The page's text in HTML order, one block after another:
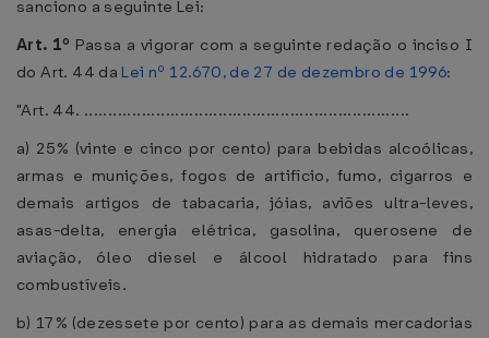
sanciono a seguinte Lei:
Art. 1º Passa a vigorar com a seguinte redação o inciso I
do Art. 44 da Lei nº 12.670, de 27 de dezembro de 1996:
"Art. 44. ....................................................................
a) 25% (vinte e cinco por cento) para bebidas alcoólicas,
armas e munições, fogos de artifício, fumo, cigarros e
demais artigos de tabacaria, jóias, aviões ultra-leves,
asas-delta, energia elétrica, gasolina, querosene de
aviação, óleo diesel e álcool hidratado para fins
combustíveis.
b) 17% (dezessete por cento) para as demais mercadorias